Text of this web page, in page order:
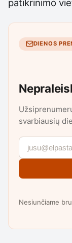
patikrinimo
DIENOS
svarbiausių
Nesiunčiame